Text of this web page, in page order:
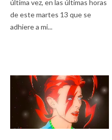
última vez, en las últimas horas
de este martes 13 que se
adhiere a mi...